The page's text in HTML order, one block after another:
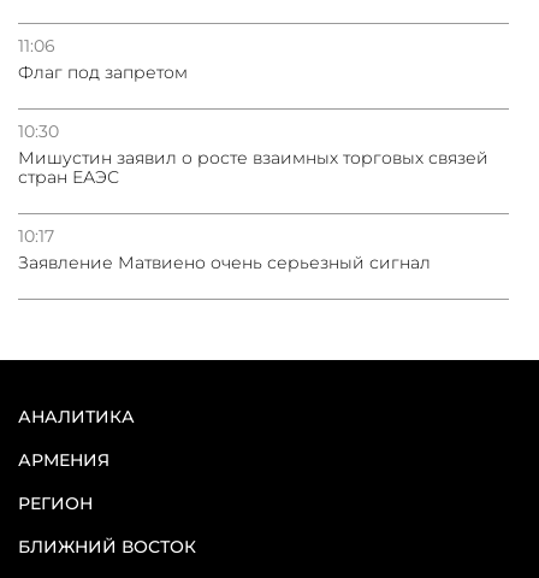
11:06
Флаг под запретом
10:30
Мишустин заявил о росте взаимных торговых связей
стран ЕАЭС
10:17
Заявление Матвиено очень серьезный сигнал
АНАЛИТИКА
АРМЕНИЯ
РЕГИОН
БЛИЖНИЙ ВОСТОК